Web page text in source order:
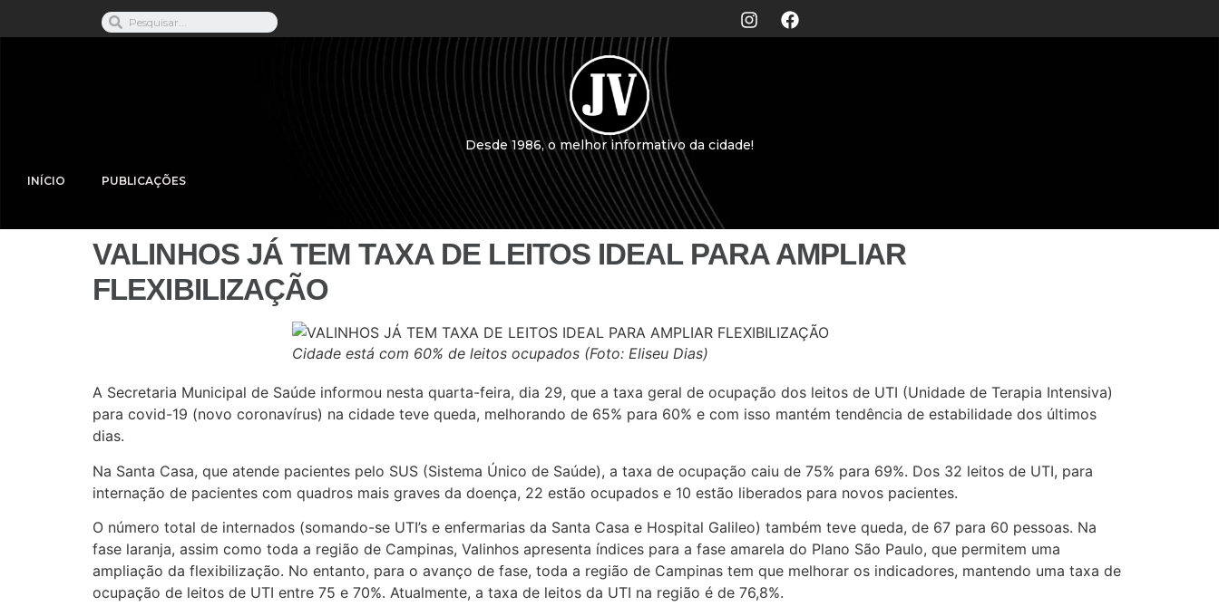
Desde 1986, o melhor informativo da cidade!
INÍCIO PUBLICAÇÕES
VALINHOS JÁ TEM TAXA DE LEITOS IDEAL PARA AMPLIAR
FLEXIBILIZAÇÃO
Cidade está com 60% de leitos ocupados (Foto: Eliseu Dias)
A Secretaria Municipal de Saúde informou nesta quarta-feira, dia 29, que a taxa geral de ocupação dos leitos de UTI (Unidade de Terapia Intensiva)
para covid-19 (novo coronavírus) na cidade teve queda, melhorando de 65% para 60% e com isso mantém tendência de estabilidade dos últimos
dias.
Na Santa Casa, que atende pacientes pelo SUS (Sistema Único de Saúde), a taxa de ocupação caiu de 75% para 69%. Dos 32 leitos de UTI, para
internação de pacientes com quadros mais graves da doença, 22 estão ocupados e 10 estão liberados para novos pacientes.
O número total de internados (somando-se UTI’s e enfermarias da Santa Casa e Hospital Galileo) também teve queda, de 67 para 60 pessoas. Na
fase laranja, assim como toda a região de Campinas, Valinhos apresenta índices para a fase amarela do Plano São Paulo, que permitem uma
ampliação da flexibilização. No entanto, para o avanço de fase, toda a região de Campinas tem que melhorar os indicadores, mantendo uma taxa de
ocupação de leitos de UTI entre 75 e 70%. Atualmente, a taxa de leitos da UTI na região é de 76,8%.